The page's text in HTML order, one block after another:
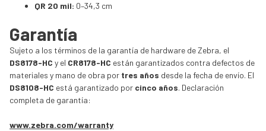
QR 20 mil: 0–34,3 cm
Garantía
Sujeto a los términos de la garantía de hardware de Zebra, el
DS8178-HC y el CR8178-HC están garantizados contra defectos de
materiales y mano de obra por tres años desde la fecha de envío. El
DS8108-HC está garantizado por cinco años. Declaración
completa de garantía:
www.zebra.com/warranty